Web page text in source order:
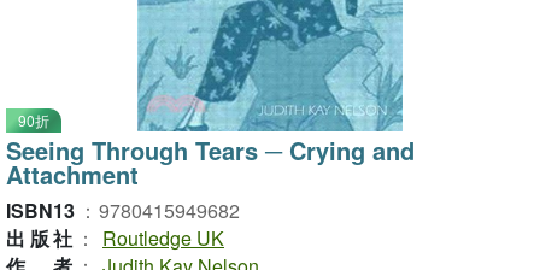
90折
Seeing Through Tears ─ Crying and
Attachment
ISBN13 ： 9780415949682
出版社 ：
Routledge UK